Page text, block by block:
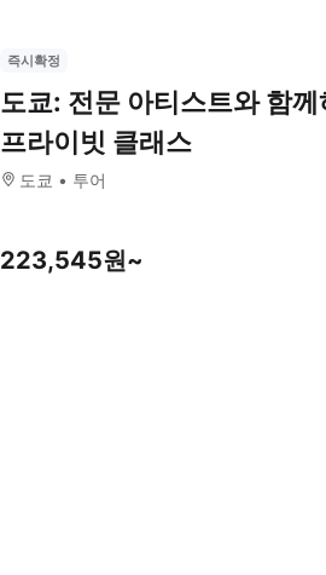
즉시확정
도쿄: 전문 아티스트와 함
프라이빗 클래스
도쿄 투어
223,545원~